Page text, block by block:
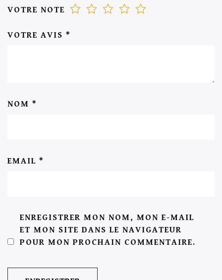
VOTRE NOTE
VOTRE AVIS *
NOM *
EMAIL *
ENREGISTRER MON NOM, MON E-MAIL
ET MON SITE DANS LE NAVIGATEUR
POUR MON PROCHAIN COMMENTAIRE.